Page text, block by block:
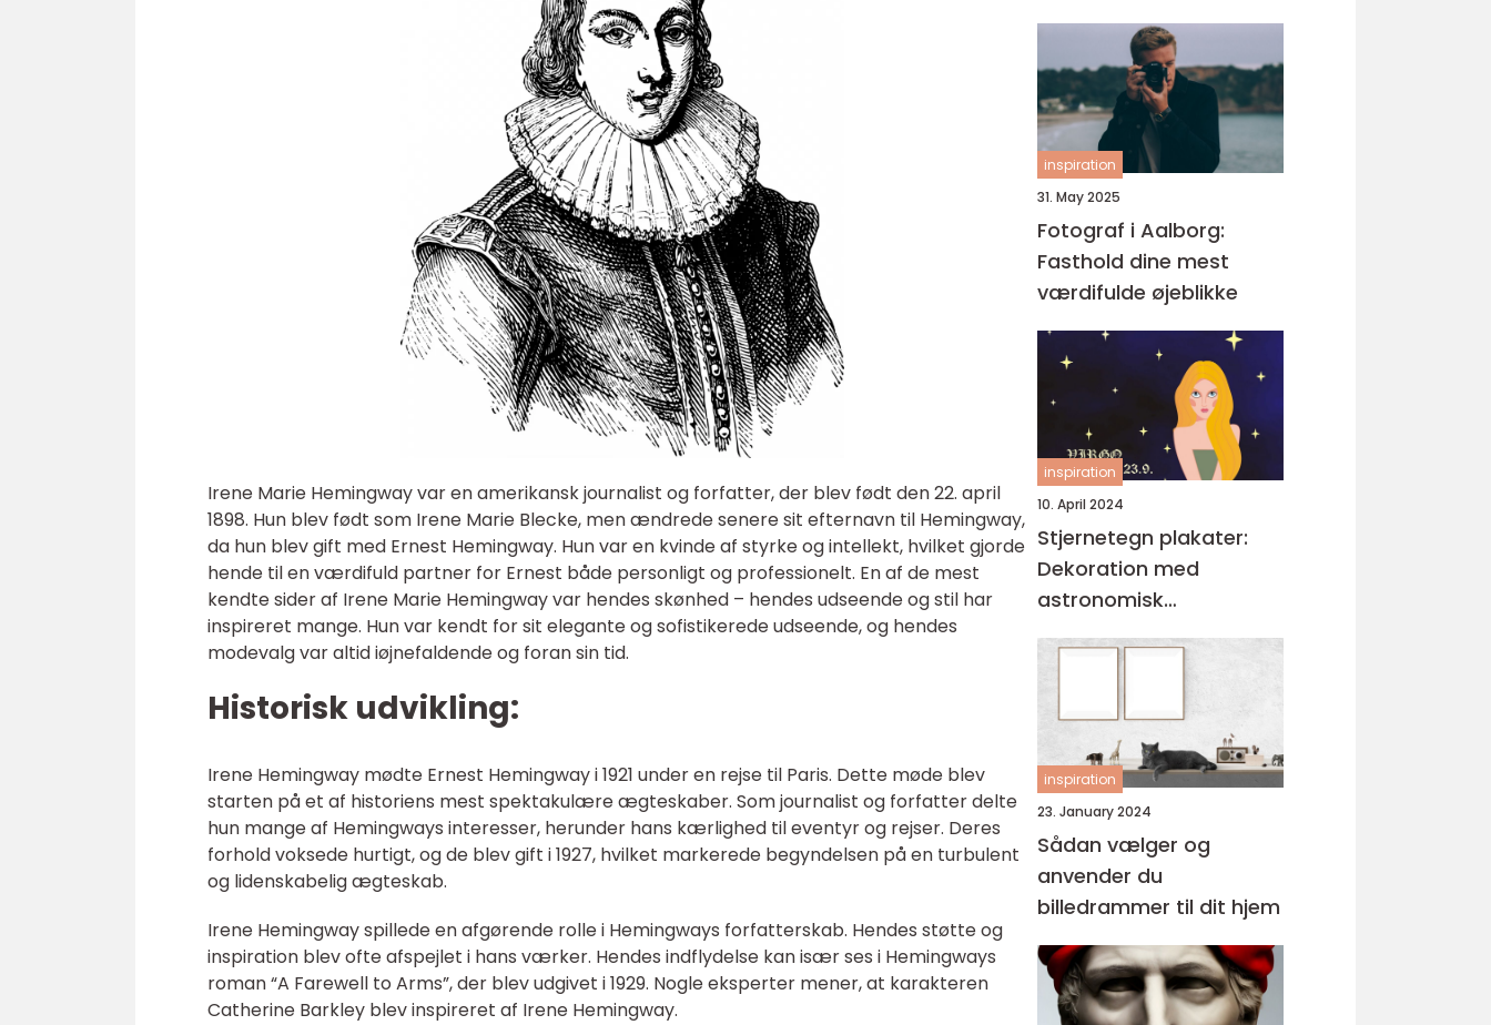
Irene Marie Hemingway var en amerikansk journalist og forfatter, der blev født den 22. april
1898. Hun blev født som Irene Marie Blecke, men ændrede senere sit efternavn til Hemingway,
da hun blev gift med Ernest Hemingway. Hun var en kvinde af styrke og intellekt, hvilket gjorde
hende til en værdifuld partner for Ernest både personligt og professionelt. En af de mest
kendte sider af Irene Marie Hemingway var hendes skønhed – hendes udseende og stil har
inspireret mange. Hun var kendt for sit elegante og sofistikerede udseende, og hendes
modevalg var altid iøjnefaldende og foran sin tid.
Historisk udvikling:
Irene Hemingway mødte Ernest Hemingway i 1921 under en rejse til Paris. Dette møde blev
starten på et af historiens mest spektakulære ægteskaber. Som journalist og forfatter delte
hun mange af Hemingways interesser, herunder hans kærlighed til eventyr og rejser. Deres
forhold voksede hurtigt, og de blev gift i 1927, hvilket markerede begyndelsen på en turbulent
og lidenskabelig ægteskab.
Irene Hemingway spillede en afgørende rolle i Hemingways forfatterskab. Hendes støtte og
inspiration blev ofte afspejlet i hans værker. Hendes indflydelse kan især ses i Hemingways
roman “A Farewell to Arms”, der blev udgivet i 1929. Nogle eksperter mener, at karakteren
Catherine Barkley blev inspireret af Irene Hemingway.
inspiration
31. May 2025
Fotograf i Aalborg:
Fasthold dine mest
værdifulde øjeblikke
inspiration
10. April 2024
Stjernetegn plakater:
Dekoration med
astronomisk
personlighed
inspiration
23. January 2024
Sådan vælger og
anvender du
billedrammer til dit hjem